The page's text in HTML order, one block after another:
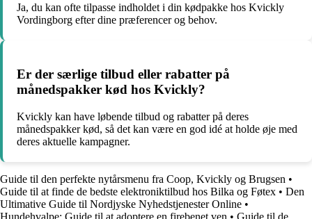
Ja, du kan ofte tilpasse indholdet i din kødpakke hos Kvickly
Vordingborg efter dine præferencer og behov.
Er der særlige tilbud eller rabatter på
månedspakker kød hos Kvickly?
Kvickly kan have løbende tilbud og rabatter på deres
månedspakker kød, så det kan være en god idé at holde øje med
deres aktuelle kampagner.
Guide til den perfekte nytårsmenu fra Coop, Kvickly og Brugsen •
Guide til at finde de bedste elektroniktilbud hos Bilka og Føtex • Den
Ultimative Guide til Nordjyske Nyhedstjenester Online •